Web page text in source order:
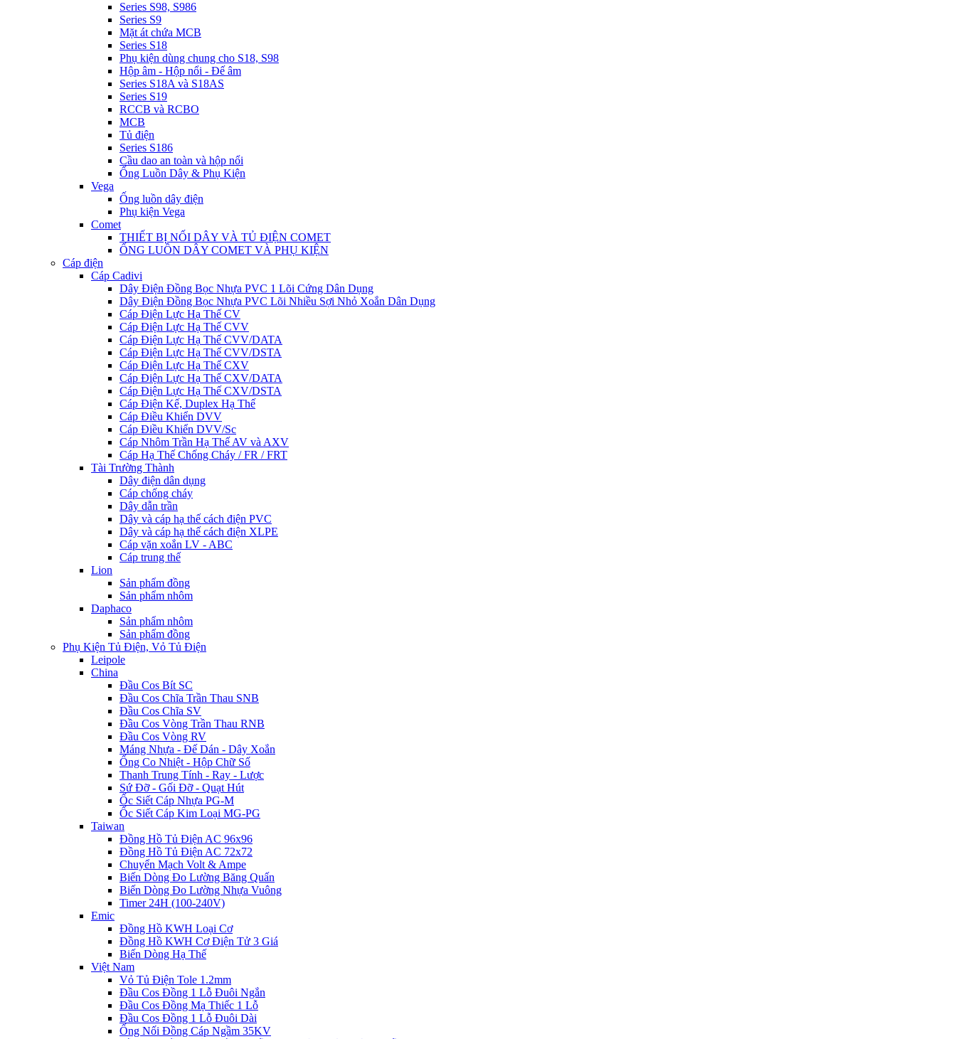
Series S98, S986
Series S9
Mặt át chứa MCB
Series S18
Phụ kiện dùng chung cho S18, S98
Hộp âm - Hộp nổi - Đế âm
Series S18A và S18AS
Series S19
RCCB và RCBO
MCB
Tủ điện
Series S186
Cầu dao an toàn và hộp nổi
Ống Luồn Dây & Phụ Kiện
Vega
Ống luồn dây điện
Phụ kiện Vega
Comet
THIẾT BỊ NỐI DÂY VÀ TỦ ĐIỆN COMET
ỐNG LUỒN DÂY COMET VÀ PHỤ KIỆN
Cáp điện
Cáp Cadivi
Dây Điện Đồng Bọc Nhựa PVC 1 Lõi Cứng Dân Dụng
Dây Điện Đồng Bọc Nhựa PVC Lõi Nhiều Sợi Nhỏ Xoắn Dân Dụng
Cáp Điện Lực Hạ Thế CV
Cáp Điện Lực Hạ Thế CVV
Cáp Điện Lực Hạ Thế CVV/DATA
Cáp Điện Lực Hạ Thế CVV/DSTA
Cáp Điện Lực Hạ Thế CXV
Cáp Điện Lực Hạ Thế CXV/DATA
Cáp Điện Lực Hạ Thế CXV/DSTA
Cáp Điện Kế, Duplex Hạ Thế
Cáp Điều Khiển DVV
Cáp Điều Khiển DVV/Sc
Cáp Nhôm Trần Hạ Thế AV và AXV
Cáp Hạ Thế Chống Cháy / FR / FRT
Tài Trường Thành
Dây điện dân dụng
Cáp chống cháy
Dây dẫn trần
Dây và cáp hạ thế cách điện PVC
Dây và cáp hạ thế cách điện XLPE
Cáp vặn xoắn LV - ABC
Cáp trung thế
Lion
Sản phẩm đồng
Sản phẩm nhôm
Daphaco
Sản phẩm nhôm
Sản phẩm đồng
Phụ Kiện Tủ Điện, Vỏ Tủ Điện
Leipole
China
Đầu Cos Bít SC
Đầu Cos Chĩa Trần Thau SNB
Đầu Cos Chĩa SV
Đầu Cos Vòng Trần Thau RNB
Đầu Cos Vòng RV
Máng Nhựa - Đế Dán - Dây Xoắn
Ống Co Nhiệt - Hộp Chữ Số
Thanh Trung Tính - Ray - Lược
Sứ Đỡ - Gối Đỡ - Quạt Hút
Ốc Siết Cáp Nhựa PG-M
Ốc Siết Cáp Kim Loại MG-PG
Taiwan
Đồng Hồ Tủ Điện AC 96x96
Đồng Hồ Tủ Điện AC 72x72
Chuyển Mạch Volt & Ampe
Biến Dòng Đo Lường Băng Quấn
Biến Dòng Đo Lường Nhựa Vuông
Timer 24H (100-240V)
Emic
Đồng Hồ KWH Loại Cơ
Đồng Hồ KWH Cơ Điện Tử 3 Giá
Biến Dòng Hạ Thế
Việt Nam
Vỏ Tủ Điện Tole 1.2mm
Đầu Cos Đồng 1 Lỗ Đuôi Ngắn
Đầu Cos Đồng Mạ Thiếc 1 Lỗ
Đầu Cos Đồng 1 Lỗ Đuôi Dài
Ống Nối Đồng Cáp Ngầm 35KV